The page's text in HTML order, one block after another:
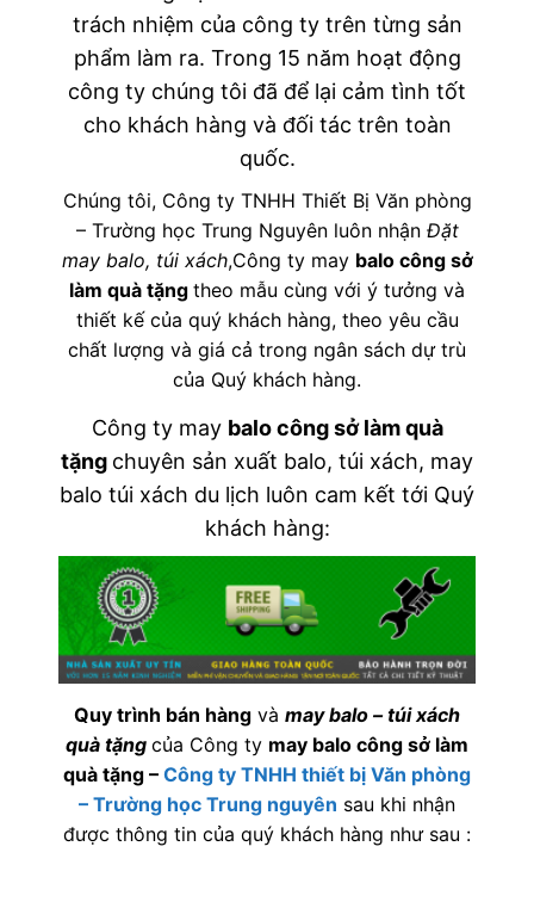
trách nhiệm của công ty trên từng sản
phẩm làm ra. Trong 15 năm hoạt động
công ty chúng tôi đã để lại cảm tình tốt
cho khách hàng và đối tác trên toàn
quốc.
Chúng tôi, Công ty TNHH Thiết Bị Văn phòng
– Trường học Trung Nguyên luôn nhận Đặt
may balo, túi xách,Công ty may balo công sở
làm quà tặng theo mẫu cùng với ý tưởng và
thiết kế của quý khách hàng, theo yêu cầu
chất lượng và giá cả trong ngân sách dự trù
của Quý khách hàng.
Công ty may balo công sở làm quà
tặng chuyên sản xuất balo, túi xách, may
balo túi xách du lịch luôn cam kết tới Quý
khách hàng:
Quy trình bán hàng và may balo – túi xách
quà tặng của Công ty may balo công sở làm
quà tặng – Công ty TNHH thiết bị Văn phòng
– Trường học Trung nguyên sau khi nhận
được thông tin của quý khách hàng như sau :